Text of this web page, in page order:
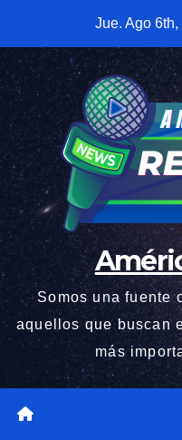
contenido
Jue. Ago
Somos una fuente
aquellos que buscan
más